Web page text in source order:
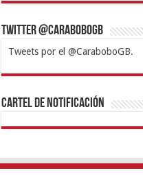
Twitter @CaraboboGB
Tweets por el @CaraboboGB.
1xbetBetturkeyBetistKralbet
https://mvbcasino.com/
Cartel de Notificación